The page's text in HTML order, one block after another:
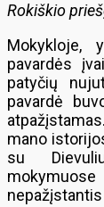
Rokiškio
Mokykloje,
pavardės
patyčių
pavardė
mano
su